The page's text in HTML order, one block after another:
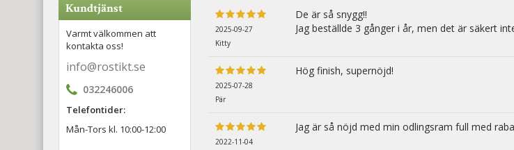
Kundtjänst
Varmt välkommen att
kontakta oss!
info@rostikt.se
032246006
Telefontider:
Mån-Tors kl. 10:00-12:00
2025-09-27
Kitty
De är så snygg!!
Jag beställde 3 gånger i år, men det är säkert
2025-07-28
Pär
Hög finish, supernöjd!
2022-11-04
Jag är så nöjd med min odlingsram full med